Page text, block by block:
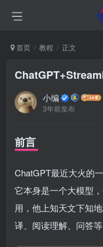
首页 教程 正文
小编
3年前发布
前言
ChatGPT最近大火的
它本身是一个大模型
用，他上知天文下知
译、阅读理解、问答等